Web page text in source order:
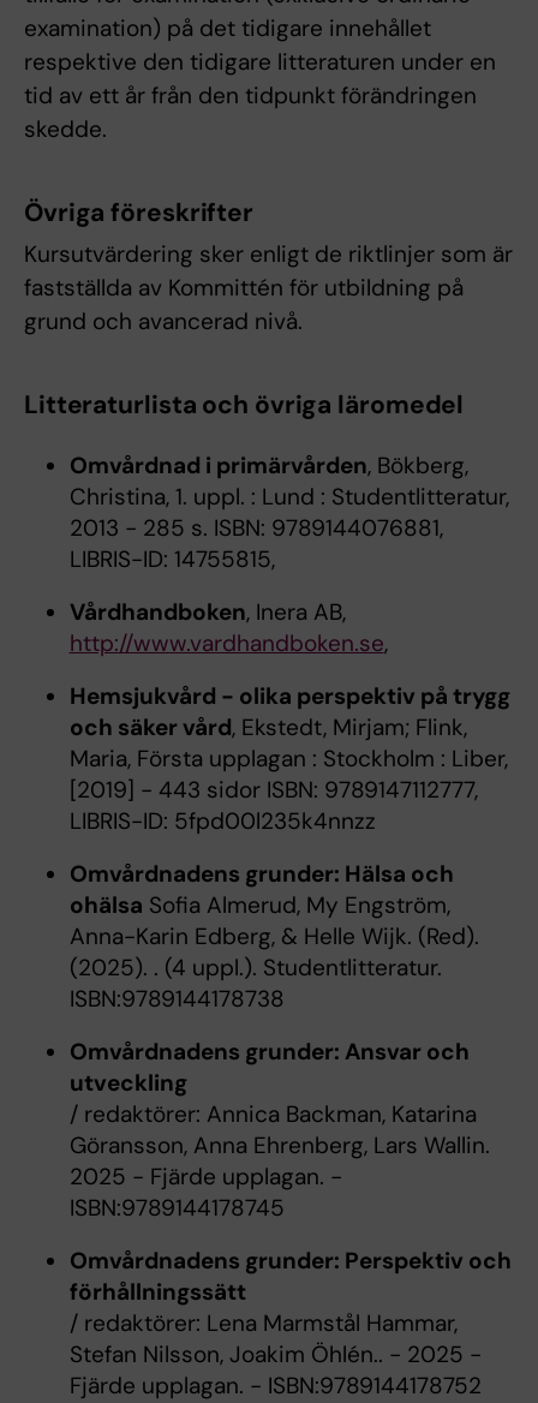
examination) på det tidigare innehållet
respektive den tidigare litteraturen under en
tid av ett år från den tidpunkt förändringen
skedde.
Övriga föreskrifter
Kursutvärdering sker enligt de riktlinjer som är
fastställda av Kommittén för utbildning på
grund och avancerad nivå.
Litteraturlista och övriga läromedel
Omvårdnad i primärvården, Bökberg,
Christina, 1. uppl. : Lund : Studentlitteratur,
2013 - 285 s. ISBN: 9789144076881,
LIBRIS-ID: 14755815,
Vårdhandboken, Inera AB,
http://www.vardhandboken.se,
Hemsjukvård - olika perspektiv på trygg
och säker vård, Ekstedt, Mirjam; Flink,
Maria, Första upplagan : Stockholm : Liber,
[2019] - 443 sidor ISBN: 9789147112777,
LIBRIS-ID: 5fpd00l235k4nnzz
Omvårdnadens grunder: Hälsa och
ohälsa Sofia Almerud, My Engström,
Anna-Karin Edberg, & Helle Wijk. (Red).
(2025). . (4 uppl.). Studentlitteratur.
ISBN:9789144178738
Omvårdnadens grunder: Ansvar och
utveckling
/ redaktörer: Annica Backman, Katarina
Göransson, Anna Ehrenberg, Lars Wallin.
2025 - Fjärde upplagan. -
ISBN:9789144178745
Omvårdnadens grunder: Perspektiv och
förhållningssätt
/ redaktörer: Lena Marmstål Hammar,
Stefan Nilsson, Joakim Öhlén.. - 2025 -
Fjärde upplagan. - ISBN:9789144178752